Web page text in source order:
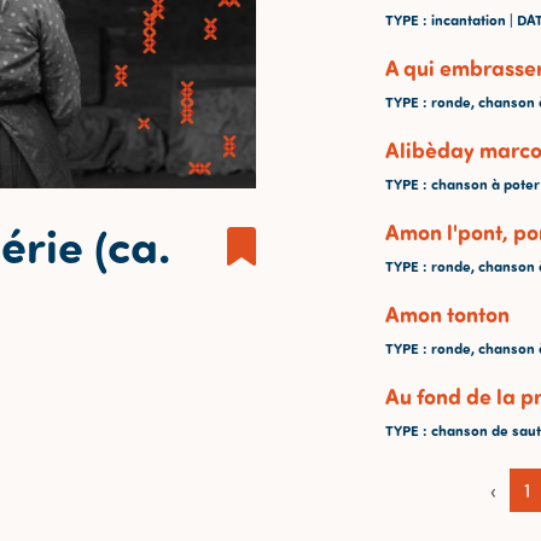
(ca.
TYPE: incantation |
A qui
TYPE: ronde, chanson
Alibèday
TYPE: chanson à
Amon l'pont,
TYPE: ronde, chanson
Amon tonton
TYPE: ronde, chanson
Au fond de la
TYPE: chanson de
‹ 1